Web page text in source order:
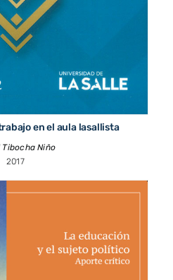
en el aula lasallista
Niño
2017